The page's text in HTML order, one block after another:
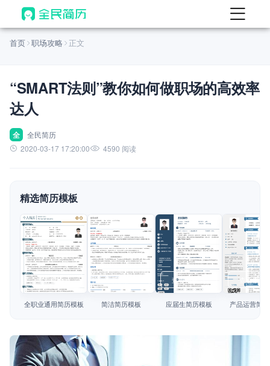
首页
AI 生成简历
AI 翻译简历
AI 诊断简历
面试自我介绍
AI 职场工具 New
简历模板
简历教程
首页 职场攻略 正文
“SMART法则”教你如何做职场的高效率
达人
全
全民简历
2020-03-17 17:20:00
4590 阅读
精选简历模板
查看模板
全职业通用简历模板
查看模板
简洁简历模板
查看模板
应届生简历模板
查看模板
产品运营简